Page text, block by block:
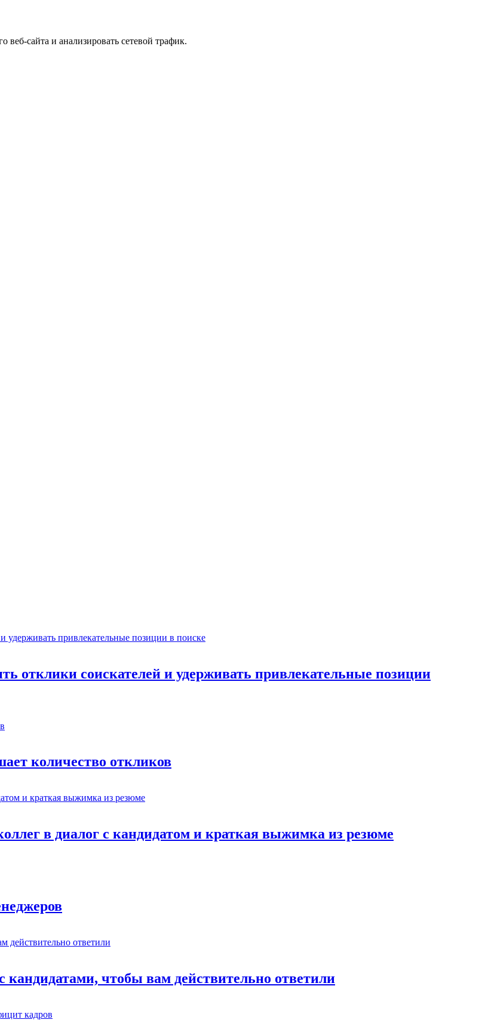
сайта и анализировать сетевой трафик.
отклики соискателей и удерживать привлекательные позиции
количество откликов
в диалог с кандидатом и краткая выжимка из резюме
чтобы вам действительно ответили